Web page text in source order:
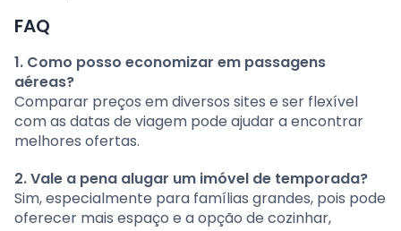
FAQ
1. Como posso economizar em passagens
aéreas?
Comparar preços em diversos sites e ser flexível
com as datas de viagem pode ajudar a encontrar
melhores ofertas.
2. Vale a pena alugar um imóvel de temporada?
Sim, especialmente para famílias grandes, pois pode
oferecer mais espaço e a opção de cozinhar,